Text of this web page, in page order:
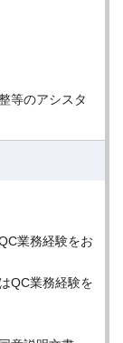
等のアシスタ
業務経験をお
QC業務経験を